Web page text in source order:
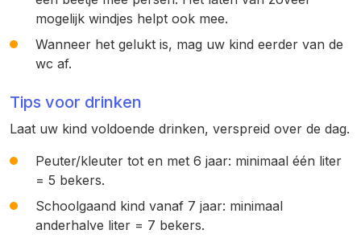
mogelijk windjes helpt ook mee.
Wanneer het gelukt is, mag uw kind eerder van de
wc af.
Tips voor drinken
Laat uw kind voldoende drinken, verspreid over de dag.
Peuter/kleuter tot en met 6 jaar: minimaal één liter
= 5 bekers.
Schoolgaand kind vanaf 7 jaar: minimaal
anderhalve liter = 7 bekers.